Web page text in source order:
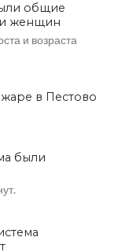
общие
женщин
и возраста
в Пестово
были